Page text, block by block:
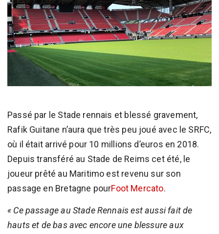
Passé par le Stade rennais et blessé gravement,
Rafik Guitane n’aura que très peu joué avec le SRFC,
où il était arrivé pour 10 millions d’euros en 2018.
Depuis transféré au Stade de Reims cet été, le
joueur prêté au Maritimo est revenu sur son
passage en Bretagne pourFoot Mercato.
« Ce passage au Stade Rennais est aussi fait de
hauts et de bas avec encore une blessure aux